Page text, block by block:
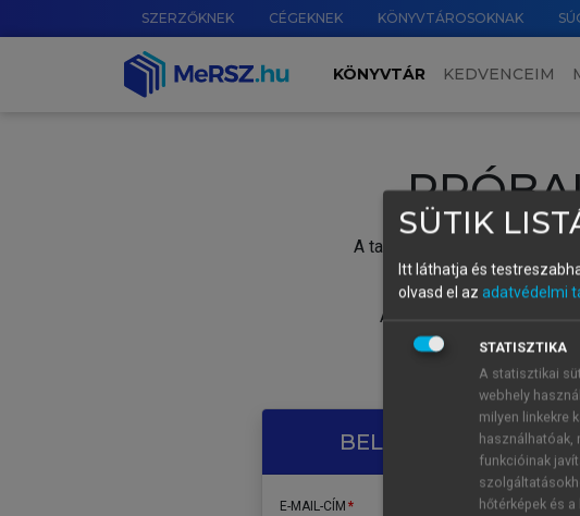
SZERZŐKNEK CÉGEKNEK KÖNYVTÁROSOKNAK
KÖNYVTÁR KEDVENCEIM
A tartalom megtekintéséhez
Új
A próbaidőszak
A
BELÉPÉS SAJÁT
E-MAIL-CÍM
SÜTIK
Itt láthatja és
olvasd el az adatvédelmi
STATISZTIKA
A statisztikai
webhely
milyen linkekre
használhatóak,
funkcióinak
hőtérképek és